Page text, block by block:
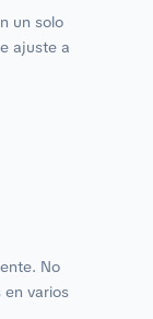
un solo
ajuste a
No
varios